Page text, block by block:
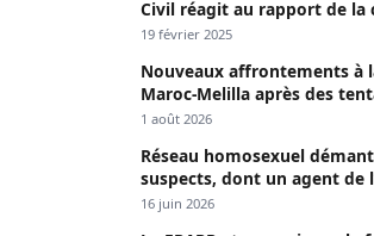
Civil réagit au rapport de la
comptes
19 février 2025
Nouveaux affrontements à
Maroc-Melilla après des
passage
1 août 2026
Réseau homosexuel
suspects, dont un agent de
Keur Massar ; l’un avoue
16 juin 2026